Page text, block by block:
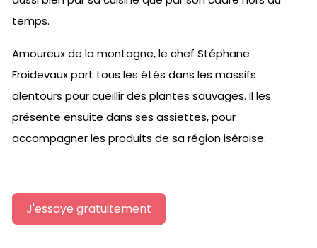
temps.
Amoureux de la montagne, le chef Stéphane
Froidevaux part tous les étés dans les massifs
alentours pour cueillir des plantes sauvages. Il les
présente ensuite dans ses assiettes, pour
accompagner les produits de sa région iséroise.
J'essaye gratuitement